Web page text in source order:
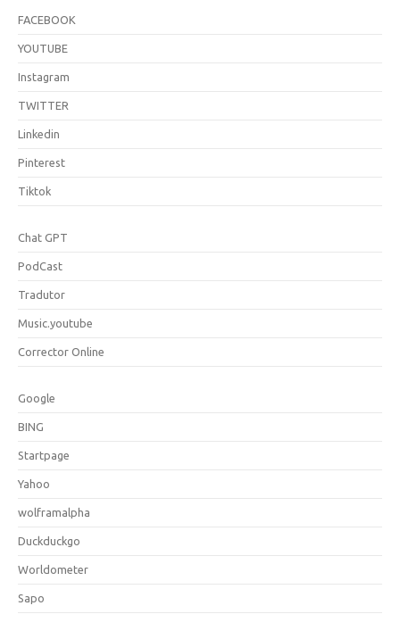
FACEBOOK
YOUTUBE
Instagram
TWITTER
Linkedin
Pinterest
Tiktok
Chat GPT
PodCast
Tradutor
Music.youtube
Corrector Online
Google
BING
Startpage
Yahoo
wolframalpha
Duckduckgo
Worldometer
Sapo